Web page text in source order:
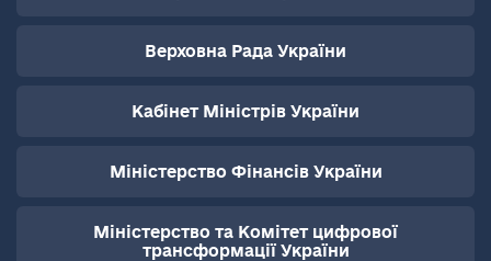
Верховна Рада України
Кабінет Міністрів України
Міністерство Фінансів України
Міністерство та Комітет цифрової
трансформації України